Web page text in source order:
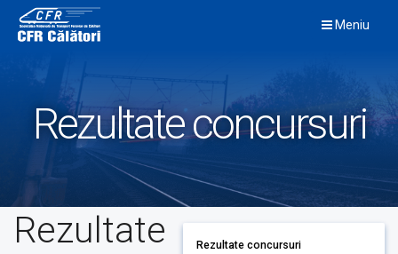
content
Meniu
Rezultate concursuri
Rezultate
Rezultate concursuri